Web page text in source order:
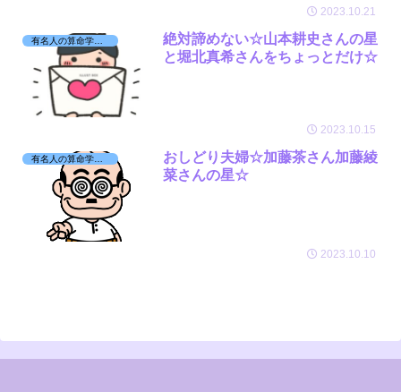
2023.10.21
有名人の算命学日記☆
絶対諦めない☆山本耕史さんの星
と堀北真希さんをちょっとだけ☆
2023.10.15
有名人の算命学日記☆
おしどり夫婦☆加藤茶さん加藤綾
菜さんの星☆
2023.10.10